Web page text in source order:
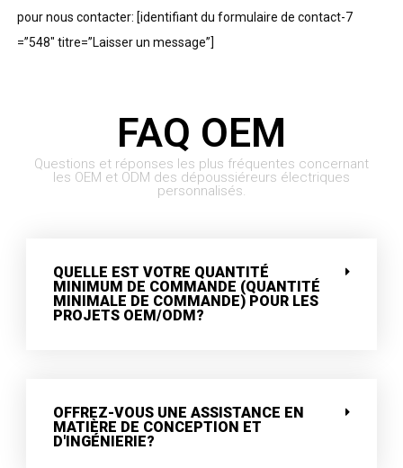
pour nous contacter: [identifiant du formulaire de contact-7
=”548″ titre=”Laisser un message”]
FAQ OEM
Questions et réponses les plus fréquentes concernant
les OEM et ODM des dépoussiéreurs électriques
personnalisés.
QUELLE EST VOTRE QUANTITÉ
MINIMUM DE COMMANDE (QUANTITÉ
MINIMALE DE COMMANDE) POUR LES
PROJETS OEM/ODM?
OFFREZ-VOUS UNE ASSISTANCE EN
MATIÈRE DE CONCEPTION ET
D'INGÉNIERIE?